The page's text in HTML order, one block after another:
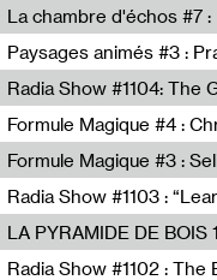
Soundart Radio
La chambre d'échos #7
Revue Les
Anne Simon
Radia Show #1104: The
Radio One NZ
Formule Magique #4 :
Nathalie Lacroix
Nathalie Lacroix,Selim-a
Radio Campus Bruxelles
Sammy Stein